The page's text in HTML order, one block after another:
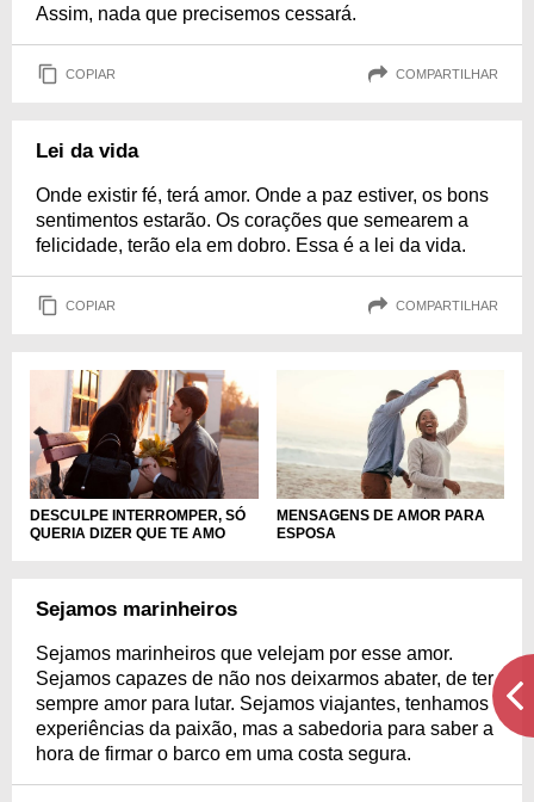
Assim, nada que precisemos cessará.
COPIAR COMPARTILHAR
Lei da vida
Onde existir fé, terá amor. Onde a paz estiver, os bons
sentimentos estarão. Os corações que semearem a
felicidade, terão ela em dobro. Essa é a lei da vida.
COPIAR COMPARTILHAR
DESCULPE INTERROMPER, SÓ
QUERIA DIZER QUE TE AMO
MENSAGENS DE AMOR PARA
ESPOSA
Sejamos marinheiros
Sejamos marinheiros que velejam por esse amor.
Sejamos capazes de não nos deixarmos abater, de ter
sempre amor para lutar. Sejamos viajantes, tenhamos
experiências da paixão, mas a sabedoria para saber a
hora de firmar o barco em uma costa segura.